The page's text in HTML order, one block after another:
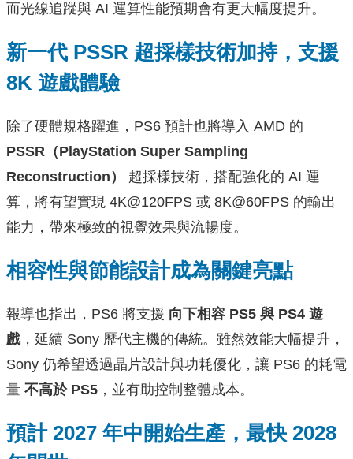
而光線追蹤與 AI 運算性能預期會有更大幅度提升。
新一代 PSSR 超採樣技術加持，支援
8K 遊戲體驗
除了硬體規格躍進，PS6 預計也將導入 AMD 的
PSSR（PlayStation Super Sampling
Reconstruction）
超採樣技術，搭配強化的 AI 運
算，將有望實現 4K@120FPS 或 8K@60FPS 的輸出
能力，帶來極致的視覺效果與流暢度。
相容性與節能設計成為關鍵亮點
報導也指出，PS6 將支援 向下相容 PS5 與 PS4 遊
戲，延續 Sony 歷代主機的傳統。雖然效能大幅提升，
Sony 仍希望透過晶片設計與功耗優化，讓 PS6 的耗電
量 不高於 PS5 ，並有助控制整體成本。
預計 2027 年中開始生產，最快 2028